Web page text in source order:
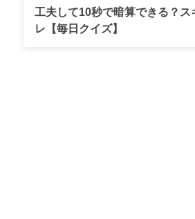
が奇跡的に巡りあった、極上の即
工夫して10秒で暗算できる？ス
レ【毎日クイズ】